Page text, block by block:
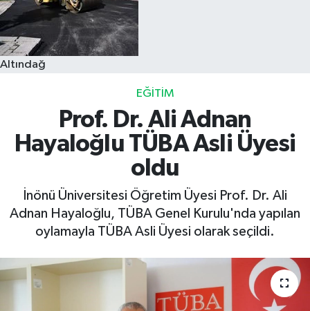
Altındağ
EĞITIM
Prof. Dr. Ali Adnan
Hayaloğlu TÜBA Asli Üyesi
oldu
İnönü Üniversitesi Öğretim Üyesi Prof. Dr. Ali
Adnan Hayaloğlu, TÜBA Genel Kurulu'nda yapılan
oylamayla TÜBA Asli Üyesi olarak seçildi.